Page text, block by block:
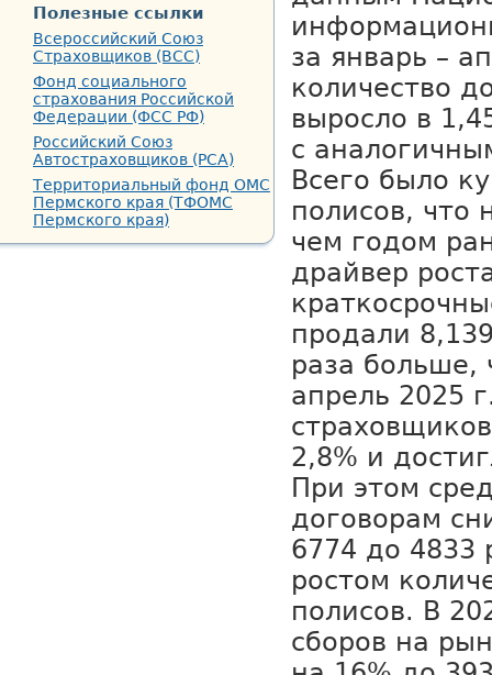
за январь –
количество
выросло в
с
Всего было
полисов, что
чем годом
драйвер
продали
раза больше,
апрель 2025
2,8% и
При этом
договорам
6774 до 4833
ростом
полисов. В
сборов на
Полезные ссылки
Всероссийский Союз
Страховщиков (ВСС)
Фонд социального
страхования Российской
Федерации (ФСС РФ)
Российский Союз
Автостраховщиков (РСА)
Территориальный фонд ОМС
Пермского края (ТФОМС
Пермского края)